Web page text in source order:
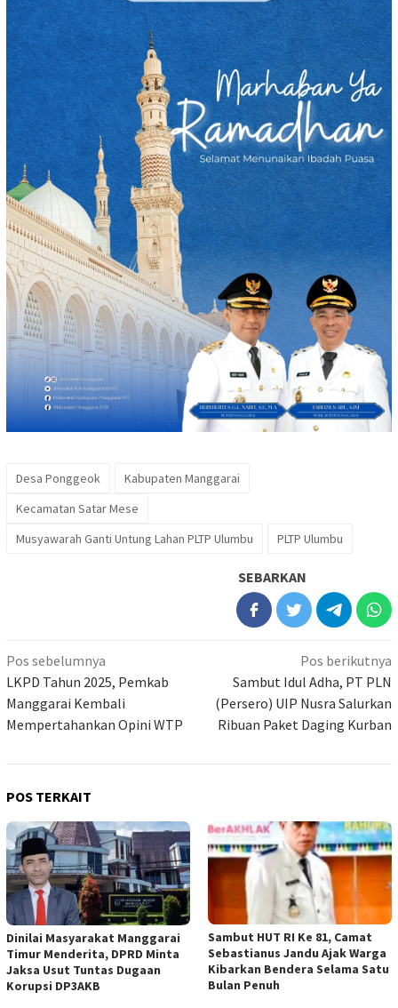
Desa Ponggeok
Kabupaten Manggarai
Kecamatan Satar Mese
Musyawarah Ganti Untung Lahan PLTP Ulumbu
PLTP Ulumbu
SEBARKAN
Navigasi
pos
Pos sebelumnya
LKPD Tahun 2025, Pemkab
Manggarai Kembali
Mempertahankan Opini WTP
Pos berikutnya
Sambut Idul Adha, PT PLN
(Persero) UIP Nusra Salurkan
Ribuan Paket Daging Kurban
POS TERKAIT
Dinilai Masyarakat Manggarai
Timur Menderita, DPRD Minta
Jaksa Usut Tuntas Dugaan
Korupsi DP3AKB
Sambut HUT RI Ke 81, Camat
Sebastianus Jandu Ajak Warga
Kibarkan Bendera Selama Satu
Bulan Penuh